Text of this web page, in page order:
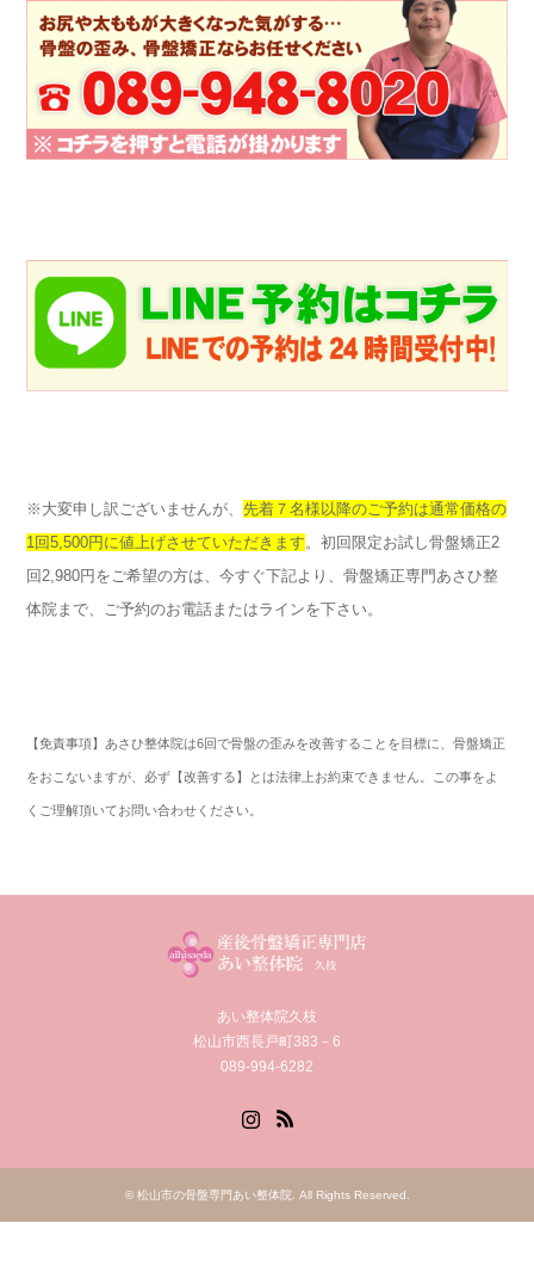
※大変申し訳ございませんが、 先着７名様以降のご予約は通常価格の
1回5,500円に値上げさせていただきます。初回限定お試し骨盤矯正2
回2,980円をご希望の方は、今すぐ下記より、骨盤矯正専門あさひ整
体院まで、ご予約のお電話またはラインを下さい。
【免責事項】あさひ整体院は6回で骨盤の歪みを改善することを目標に、骨盤矯正
をおこないますが、必ず【改善する】とは法律上お約束できません。この事をよ
くご理解頂いてお問い合わせください。
あい整体院久枝
松山市西長戸町383－6
089-994-6282
© 松山市の骨盤専門あい整体院. All Rights Reserved.